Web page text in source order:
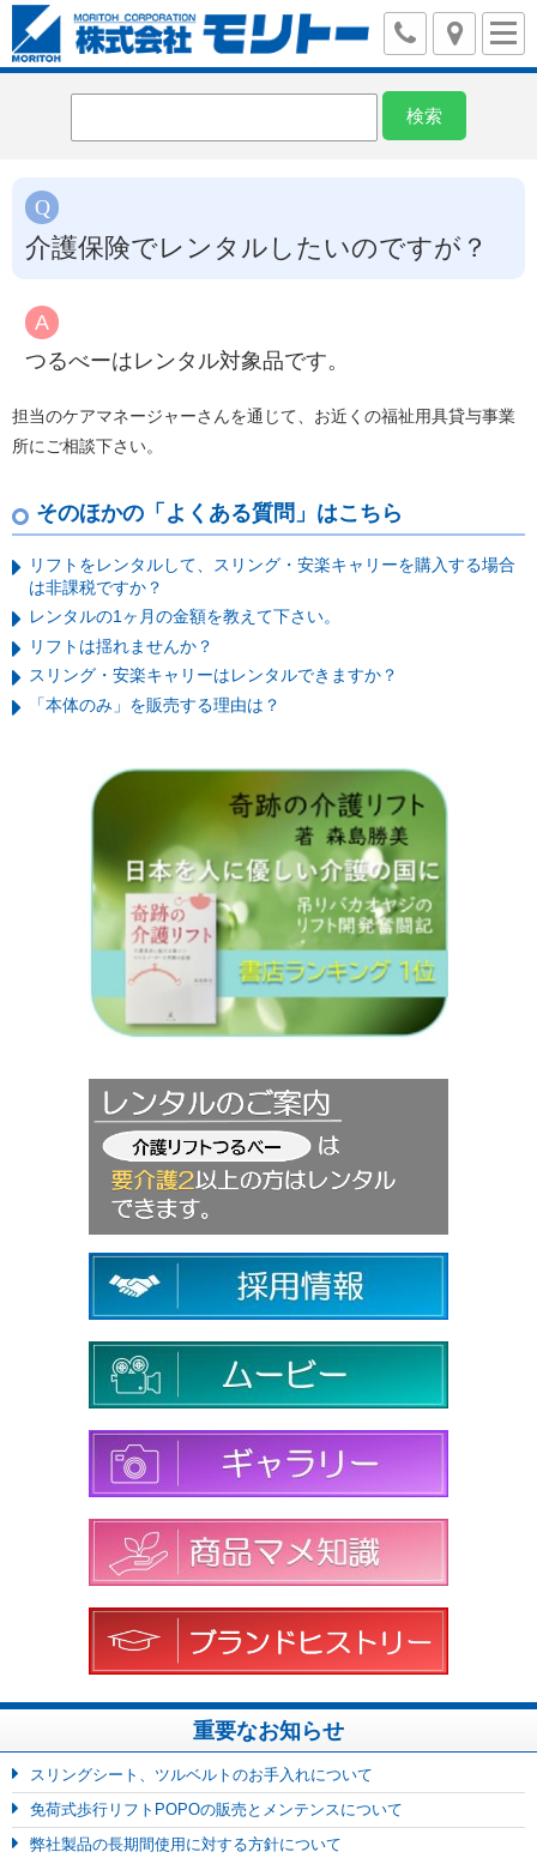
介護保険でレンタルしたいのですが？
つるべーはレンタル対象品です。
担当のケアマネージャーさんを通じて、お近くの福祉用具貸与事業
所にご相談下さい。
そのほかの「よくある質問」はこちら
リフトをレンタルして、スリング・安楽キャリーを購入する場合
は非課税ですか？
レンタルの1ヶ月の金額を教えて下さい。
リフトは揺れませんか？
スリング・安楽キャリーはレンタルできますか？
「本体のみ」を販売する理由は？
重要なお知らせ
スリングシート、ツルベルトのお手入れについて
免荷式歩行リフトPOPOの販売とメンテンスについて
弊社製品の長期間使用に対する方針について